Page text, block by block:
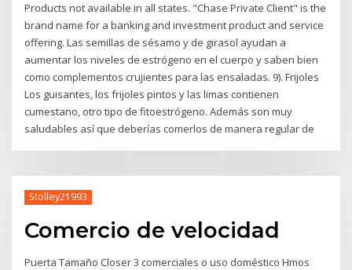
Products not available in all states. "Chase Private Client" is the
brand name for a banking and investment product and service
offering. Las semillas de sésamo y de girasol ayudan a
aumentar los niveles de estrógeno en el cuerpo y saben bien
como complementos crujientes para las ensaladas. 9). Frijoles
Los guisantes, los frijoles pintos y las limas contienen
cumestano, otro tipo de fitoestrógeno. Además son muy
saludables así que deberías comerlos de manera regular de
Stolley21993
Comercio de velocidad
Puerta Tamaño Closer 3 comerciales o uso doméstico Hmos